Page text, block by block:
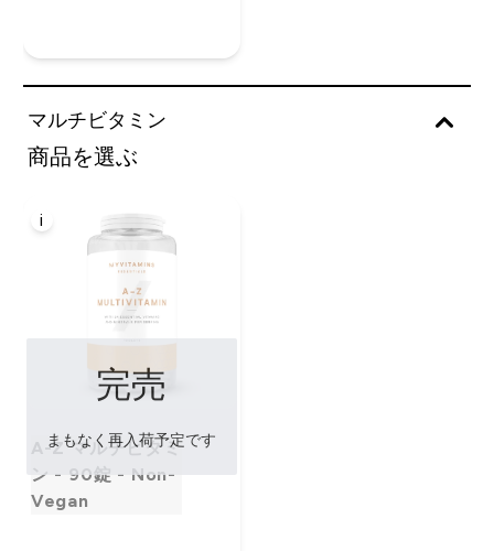
マルチビタミン
商品を選ぶ
i
A-Z マルチビタミ
ン - 90錠 - Non-
Vegan
完売
まもなく再入荷予定です